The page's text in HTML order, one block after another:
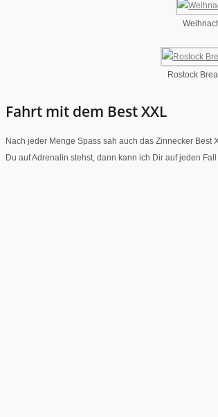
Rostock
Fahrt mit dem Best XXL
Nach jeder Menge Spass sah auch das Zinnecker
Du auf Adrenalin stehst, dann kann ich Dir auf jeden